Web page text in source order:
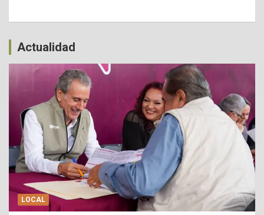
Actualidad
LOCAL